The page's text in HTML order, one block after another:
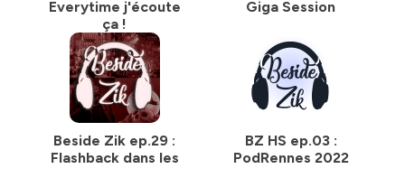
Everytime j'écoute
ça !
Giga Session
Beside Zik ep.29 :
Flashback dans les
BZ HS ep.03 :
PodRennes 2022